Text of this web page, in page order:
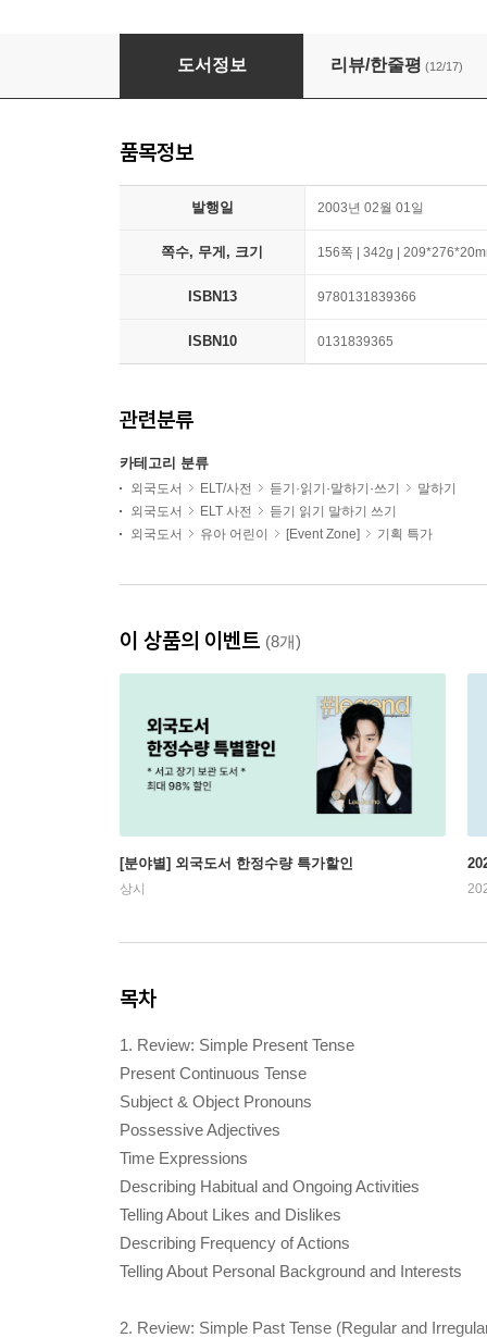
SIDE BY SIDE 3 : Student Book
도서정보 리뷰/한줄평 (12/17)
품목정보
발행일 2003년 02월 01일
쪽수, 무게, 크기 156쪽 | 342g |
ISBN13 9780131839366
ISBN10 0131839365
관련분류
카테고리 분류
외국도서 ELT/사전 듣기·읽기·말하기·쓰기
말하기
외국도서
ELT 사전
듣기 읽기 말하기 쓰기
외국도서
유아 어린이 [Event Zone] 기획 특가
이 상품의 이벤트 (8개)
[분야별] 외국도서 한정수량 특가할인
상시
목차
1. Review: Simple Present Tense
Present Continuous Tense
Subject & Object Pronouns
Possessive Adjectives
Time Expressions
Describing Habitual and Ongoing Activities
Telling About Likes and Dislikes
Describing Frequency of Actions
Telling About Personal Background and Interests
2. Review: Simple Past Tense (Regular and